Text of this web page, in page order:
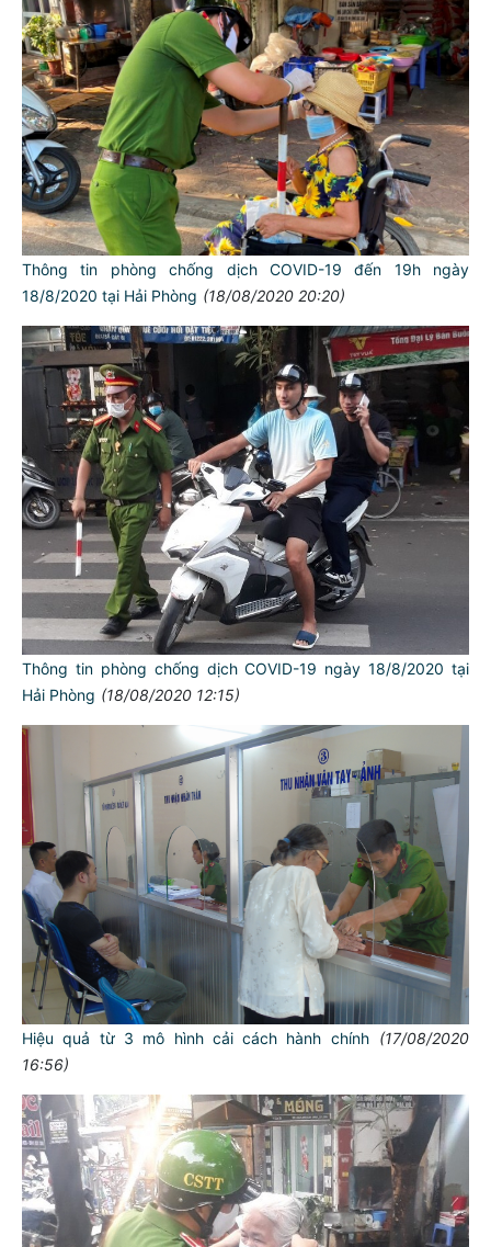
Thông tin phòng chống dịch COVID-19 đến 19h ngày
18/8/2020 tại Hải Phòng (18/08/2020 20:20)
Thông tin phòng chống dịch COVID-19 ngày 18/8/2020 tại
Hải Phòng (18/08/2020 12:15)
Hiệu quả từ 3 mô hình cải cách hành chính
(17/08/2020
16:56)